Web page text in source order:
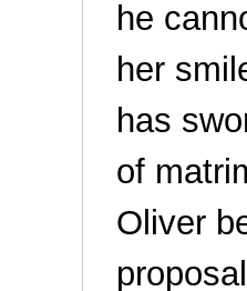
he
her
has
of
Oliver